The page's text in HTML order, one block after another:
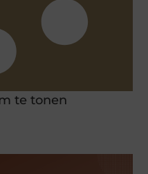
te tonen